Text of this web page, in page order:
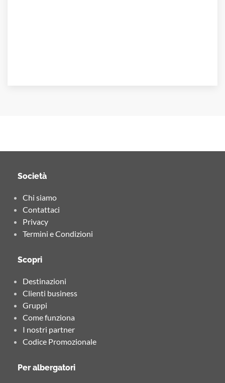
Società
Chi siamo
Contattaci
Privacy
Termini e Condizioni
Scopri
Destinazioni
Clienti business
Gruppi
Come funziona
I nostri partner
Codice Promozionale
Per albergatori